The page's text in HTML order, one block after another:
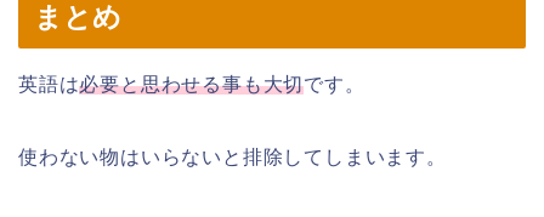
まとめ
英語は必要と思わせる事も大切です。
使わない物はいらないと排除してしまいます。